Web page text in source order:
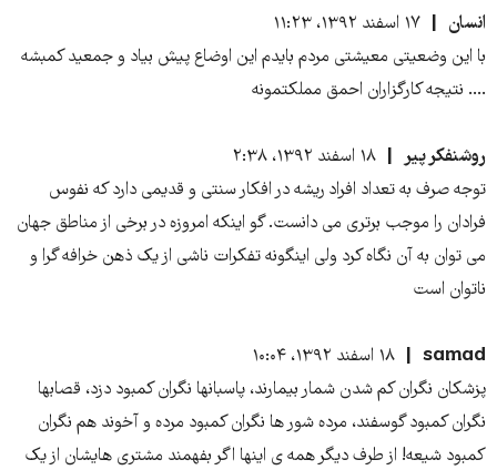
انسان
۱۷ اسفند ۱۳۹۲، ۱۱:۲۳
با این وضعیتی معیشتی مردم بایدم این اوضاع پیش بیاد و جمعید کمبشه
.... نتیجه کارگزاران احمق مملکتمونه
روشنفکر پیر
۱۸ اسفند ۱۳۹۲، ۲:۳۸
توجه صرف به تعداد افراد ریشه در افکار سنتی و قدیمی دارد که نفوس
فرادان را موجب برتری می دانست. گو اینکه امروزه در برخی از مناطق جهان
می توان به آن نگاه کرد ولی اینگونه تفکرات ناشی از یک ذهن خرافه گرا و
ناتوان است
samad
۱۸ اسفند ۱۳۹۲، ۱۰:۰۴
پزشکان نگران کم شدن شمار بیمارند، پاسبانها نگران کمبود دزد، قصابها
نگران کمبود گوسفند، مرده شور ها نگران کمبود مرده و آخوند هم نگران
کمبود شیعه! از طرف دیگر همه ی اینها اگر بفهمند مشتری هایشان از یک